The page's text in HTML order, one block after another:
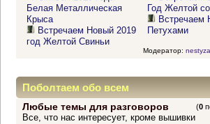
Белая Металлическая
Крыса
Встречаем Новый 2019
год Желтой Свиньи
Год Желтой
Встречаем
Петухами
Модератор:
Поболтаем обо всем
Любые темы для разговоров (0
Все, что нас интересует, кроме вышивки